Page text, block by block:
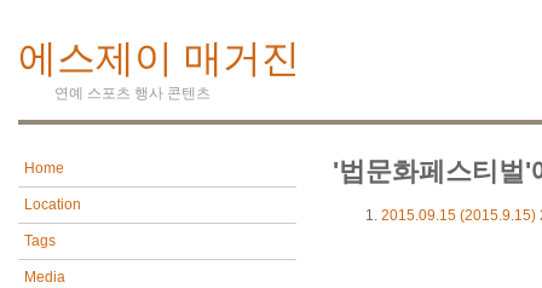
에스제이 매거진
연예 스포츠 행사 콘텐츠
Home
Location
Tags
Media
'법문화페스티벌'
2015.09.15 (2015.9.15)